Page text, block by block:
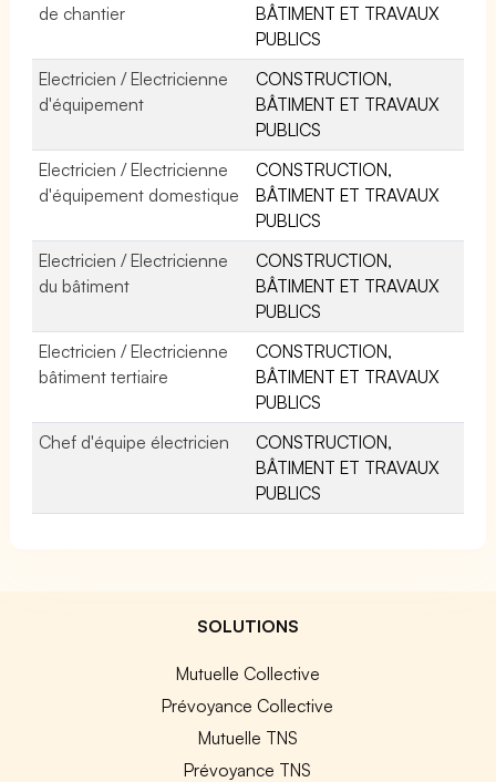
de chantier
BÂTIMENT ET TRAVAUX
PUBLICS
Electricien / Electricienne
d'équipement
CONSTRUCTION,
BÂTIMENT ET TRAVAUX
PUBLICS
Electricien / Electricienne
d'équipement domestique
CONSTRUCTION,
BÂTIMENT ET TRAVAUX
PUBLICS
Electricien / Electricienne
du bâtiment
CONSTRUCTION,
BÂTIMENT ET TRAVAUX
PUBLICS
Electricien / Electricienne
bâtiment tertiaire
CONSTRUCTION,
BÂTIMENT ET TRAVAUX
PUBLICS
Chef d'équipe électricien
CONSTRUCTION,
BÂTIMENT ET TRAVAUX
PUBLICS
SOLUTIONS
Mutuelle Collective
Prévoyance Collective
Mutuelle TNS
Prévoyance TNS